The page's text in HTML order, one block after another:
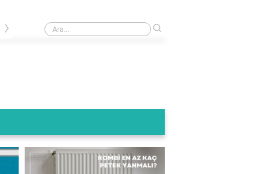
Kombi baca ucu kuşluk ne ise yarar?
›